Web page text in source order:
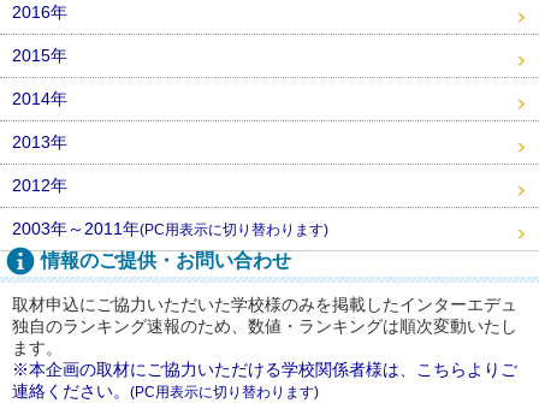
2016年
2015年
2014年
2013年
2012年
2003年～2011年(PC用表示に切り替わります)
情報のご提供・お問い合わせ
取材申込にご協力いただいた学校様のみを掲載したインターエデュ
独自のランキング速報のため、数値・ランキングは順次変動いたし
ます。
※本企画の取材にご協力いただける学校関係者様は、こちらよりご
連絡ください。 (PC用表示に切り替わります)